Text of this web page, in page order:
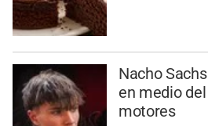
Nacho
en medio
motores